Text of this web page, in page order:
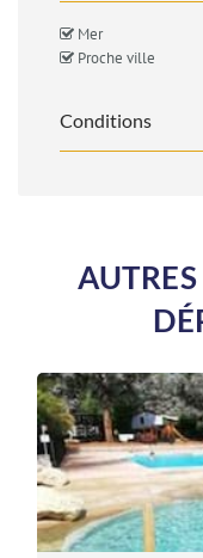
Mer
Proche ville
Conditions